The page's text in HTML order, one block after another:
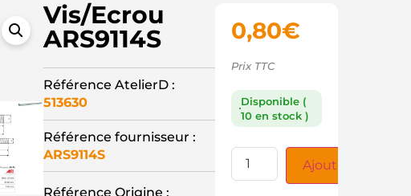
Vis/Ecrou
ARS9114S
Référence AtelierD :
513630
Référence fournisseur :
ARS9114S
Référence Origine :
0,80€
Prix TTC
Disponible (
10 en stock )
Ajouter au